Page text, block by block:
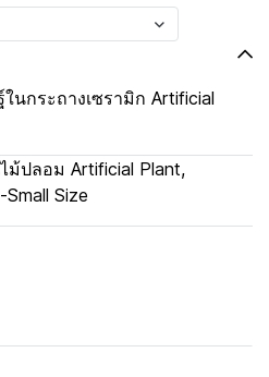
กระถางเซรามิก Artificial
ม้ปลอม Artificial Plant,
Size